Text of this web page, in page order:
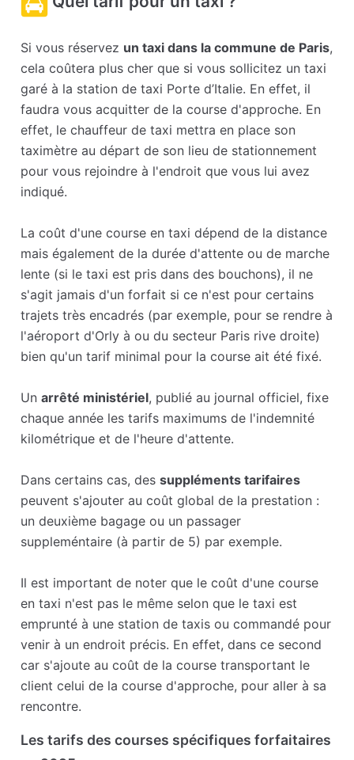
Si vous réservez un taxi dans la commune de Paris,
cela coûtera plus cher que si vous sollicitez un taxi
garé à la station de taxi Porte d’Italie. En effet, il
faudra vous acquitter de la course d'approche. En
effet, le chauffeur de taxi mettra en place son
taximètre au départ de son lieu de stationnement
pour vous rejoindre à l'endroit que vous lui avez
indiqué.
La coût d'une course en taxi dépend de la distance
mais également de la durée d'attente ou de marche
lente (si le taxi est pris dans des bouchons), il ne
s'agit jamais d'un forfait si ce n'est pour certains
trajets très encadrés (par exemple, pour se rendre à
l'aéroport d'Orly à ou du secteur Paris rive droite)
bien qu'un tarif minimal pour la course ait été fixé.
Unarrêté ministériel, publié au journal officiel, fixe
chaque année les tarifs maximums de l'indemnité
kilométrique et de l'heure d'attente.
Dans certains cas, dessuppléments tarifaires
peuvent s'ajouter au coût global de la prestation :
un deuxième bagage ou un passager
suppleméntaire (à partir de 5) par exemple.
Il est important de noter que le coût d'une course
en taxi n'est pas le même selon que le taxi est
emprunté à une station de taxis ou commandé pour
venir à un endroit précis. En effet, dans ce second
car s'ajoute au coût de la course transportant le
client celui de la course d'approche, pour aller à sa
rencontre.
Les tarifs des courses spécifiques forfaitaires